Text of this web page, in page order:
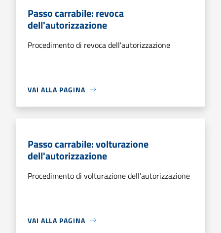
Passo carrabile: revoca
dell'autorizzazione
Procedimento di revoca dell'autorizzazione
VAI ALLA PAGINA
Passo carrabile: volturazione
dell'autorizzazione
Procedimento di volturazione dell'autorizzazione
VAI ALLA PAGINA